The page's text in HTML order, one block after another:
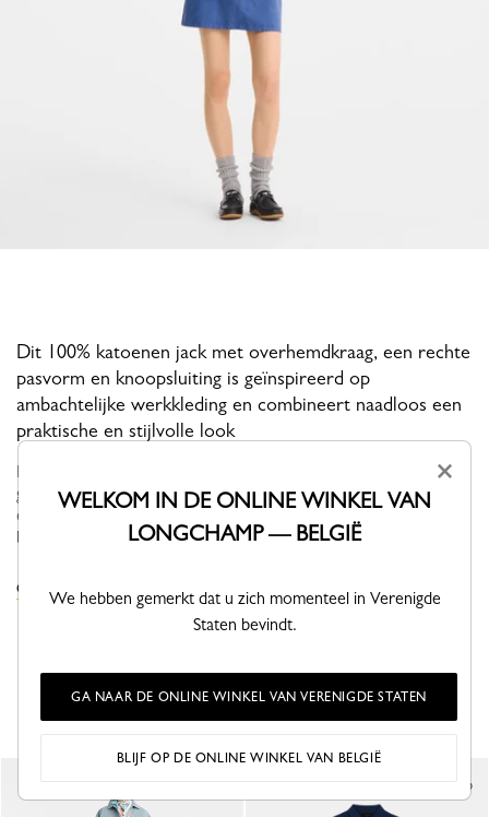
Dit 100% katoenen jack met overhemdkraag, een rechte
pasvorm en knoopsluiting is geïnspireerd op
ambachtelijke werkkleding en combineert naadloos een
praktische en stijlvolle look
De Parijse vrouw omarmt dit seizoen een zakelijke stijl die is
geïnspireerd door ambachtslieden, waarin stijlvolle en functionele
elementen moeiteloos samenkomen. Aardse kleitinten en
blauwtinten...
Bekijk meer
OM DE COLLECTIE MANTELS & JACK TE ZIEN
DIT VIND JE MISSCHIEN OOK LEUK
×
WELKOM IN DE ONLINE WINKEL VAN
LONGCHAMP — BELGIË
We hebben gemerkt dat u zich momenteel in Verenigde
Staten bevindt.
GA NAAR DE ONLINE WINKEL VAN VERENIGDE STATEN
BLIJF OP DE ONLINE WINKEL VAN BELGIË